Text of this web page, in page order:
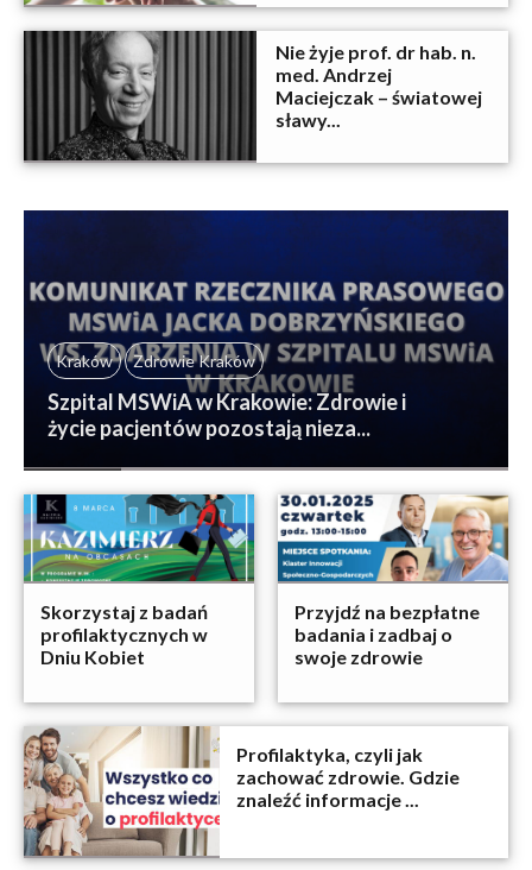
Nie żyje prof. dr hab. n.
med. Andrzej
Maciejczak – światowej
sławy...
Kraków Zdrowie Kraków
Szpital MSWiA w Krakowie: Zdrowie i
życie pacjentów pozostają nieza...
Skorzystaj z badań
profilaktycznych w
Dniu Kobiet
Przyjdź na bezpłatne
badania i zadbaj o
swoje zdrowie
Profilaktyka, czyli jak
zachować zdrowie. Gdzie
znaleźć informacje ...